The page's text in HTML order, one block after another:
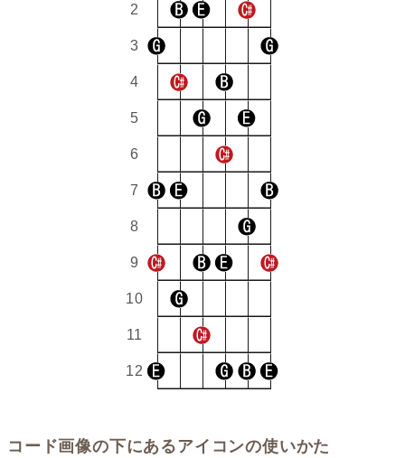
2
3
4
5
6
7
8
9
10
11
12
コード画像の下にあるアイコンの使いかた